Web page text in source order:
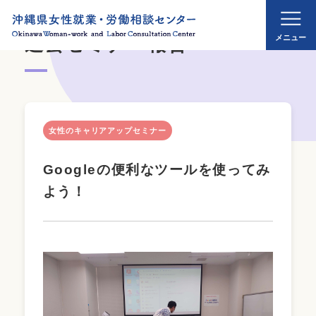
過去セミナー報告
女性のキャリアアップセミナー
Googleの便利なツールを使ってみ
よう！